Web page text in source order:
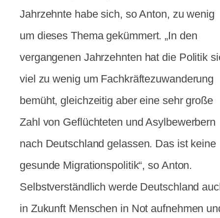
Jahrzehnte habe sich, so Anton, zu wenig
um dieses Thema gekümmert. „In den
vergangenen Jahrzehnten hat die Politik
viel zu wenig um Fachkräftezuwanderung
bemüht, gleichzeitig aber eine sehr große
Zahl von Geflüchteten und Asylbewerbern
nach Deutschland gelassen. Das ist keine
gesunde Migrationspolitik“, so Anton.
Selbstverständlich werde Deutschland
in Zukunft Menschen in Not aufnehmen